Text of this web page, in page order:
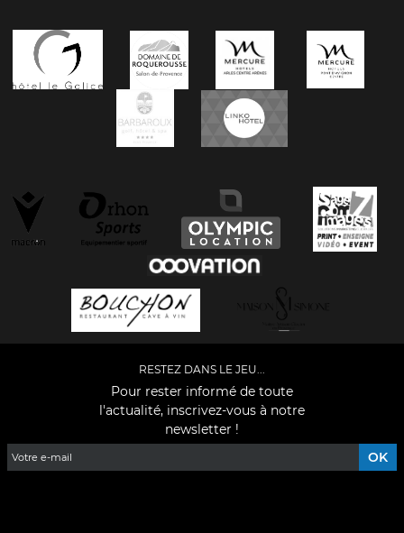
RESTEZ DANS LE JEU...
Pour rester informé de toute
l'actualité, inscrivez-vous à notre
newsletter !